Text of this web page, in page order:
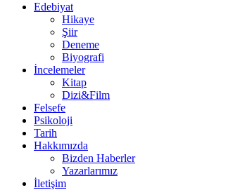
Edebiyat
Hikaye
Şiir
Deneme
Biyografi
İncelemeler
Kitap
Dizi&Film
Felsefe
Psikoloji
Tarih
Hakkımızda
Bizden Haberler
Yazarlarımız
İletişim